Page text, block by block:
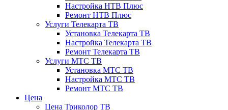
Настройка НТВ Плюс
Ремонт НТВ Плюс
Услуги Телекарта ТВ
Установка Телекарта ТВ
Настройка Телекарта ТВ
Ремонт Телекарта ТВ
Услуги МТС ТВ
Установка МТС ТВ
Настройка МТС ТВ
Ремонт МТС ТВ
Цена
Цена Триколор ТВ